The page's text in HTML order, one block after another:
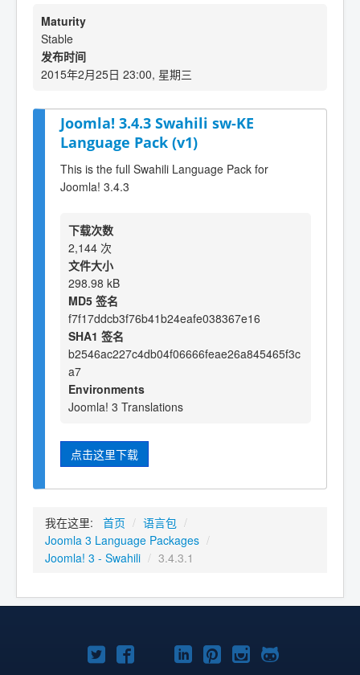
Maturity
Stable
发布时间
2015年2月25日 23:00, 星期三
Joomla! 3.4.3 Swahili sw-KE
Language Pack (v1)
This is the full Swahili Language Pack for
Joomla! 3.4.3
下载次数
2,144 次
文件大小
298.98 kB
MD5 签名
f7f17ddcb3f76b41b24eafe038367e16
SHA1 签名
b2546ac227c4db04f06666feae26a845465f3c
a7
Environments
Joomla! 3 Translations
点击这里下载
我在这里: 首页 / 语言包 /
Joomla 3 Language Packages /
Joomla! 3 - Swahili / 3.4.3.1
TwitterFacebookYouTube
LinkedIn
Pinterest
Instagram
GitHub